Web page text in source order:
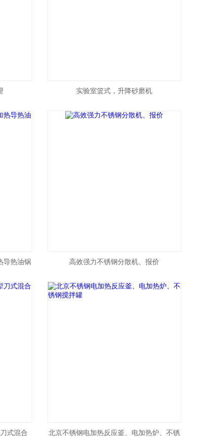
实验室篮式，升降砂磨机
导热油锅 高效强力不锈钢分散机、报价
式混合 北京不锈钢电加热反应釜、电加热炉、不锈